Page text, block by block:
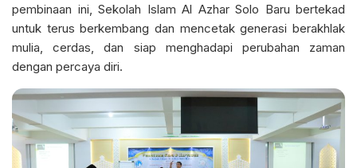
pembinaan ini, Sekolah Islam Al Azhar Solo Baru bertekad
untuk terus berkembang dan mencetak generasi berakhlak
mulia, cerdas, dan siap menghadapi perubahan zaman
dengan percaya diri.